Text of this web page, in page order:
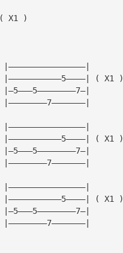
( X1 )
|————————————————|
|———————————5————| ( X1 )
|————————7———————|
|————————————————|
|———————————5————| ( X1 )
|————————7———————|
|————————————————|
|———————————5————| ( X1 )
|————————7———————|